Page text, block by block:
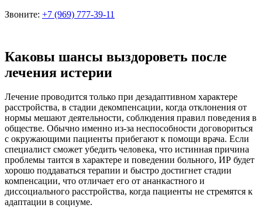
Звоните: +7 (969) 777-39-11
Каковы шансы выздороветь после
лечения истерии
Лечение проводится только при дезадаптивном характере
расстройства, в стадии декомпенсации, когда отклонения от
нормы мешают деятельности, соблюдения правил поведения в
обществе. Обычно именно из-за неспособности договориться
с окружающими пациенты прибегают к помощи врача. Если
специалист сможет убедить человека, что истинная причина
проблемы таится в характере и поведении больного, ИР будет
хорошо поддаваться терапии и быстро достигнет стадии
компенсации, что отличает его от ананкастного и
диссоциального расстройства, когда пациенты не стремятся к
адаптации в социуме.